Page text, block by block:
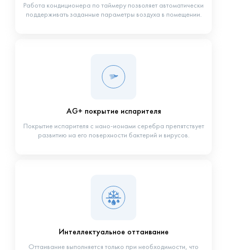
Работа кондиционера по таймеру позволяет автоматически
поддерживать заданные параметры воздуха в помещении.
AG+ покрытие испарителя
Покрытие испарителя с нано-ионами серебра препятствует
развитию на его поверхности бактерий и вирусов.
Интеллектуальное оттаивание
Оттаивание выполняется только при необходимости, что